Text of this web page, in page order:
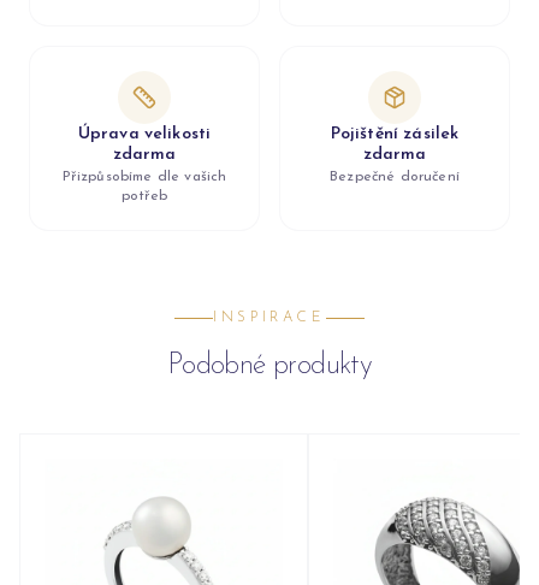
Úprava velikosti
zdarma
Přizpůsobíme dle vašich
potřeb
Pojištění zásilek
zdarma
Bezpečné doručení
INSPIRACE
Podobné produkty